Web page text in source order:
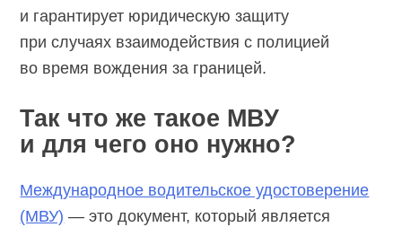
и гарантирует юридическую защиту
при случаях взаимодействия с полицией
во время вождения за границей.
Так что же такое МВУ
и для чего оно нужно?
Международное водительское удостоверение
(МВУ) — это документ, который является